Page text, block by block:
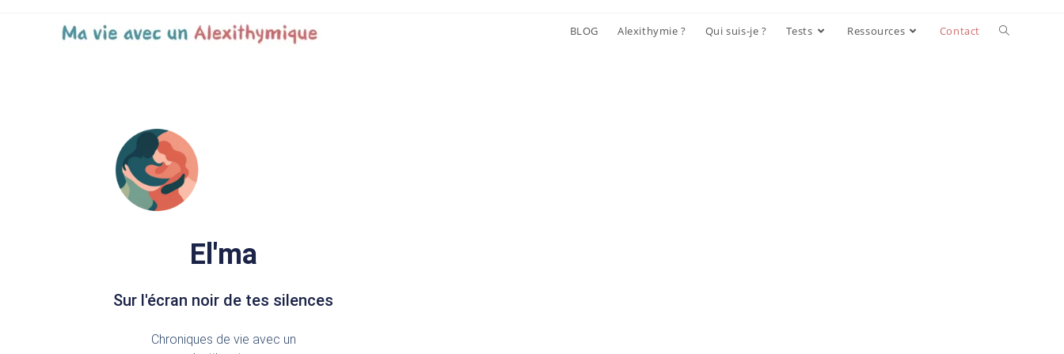
BLOG Alexithymie ? Qui suis-je ? Tests Ressources Contact
El'ma
Sur l'écran noir de tes silences
Chroniques de vie avec un